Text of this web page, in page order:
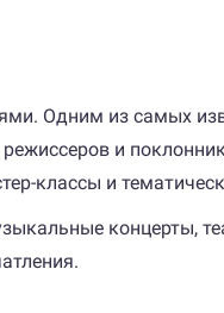
Одним из самых
и
классы и
концерты,